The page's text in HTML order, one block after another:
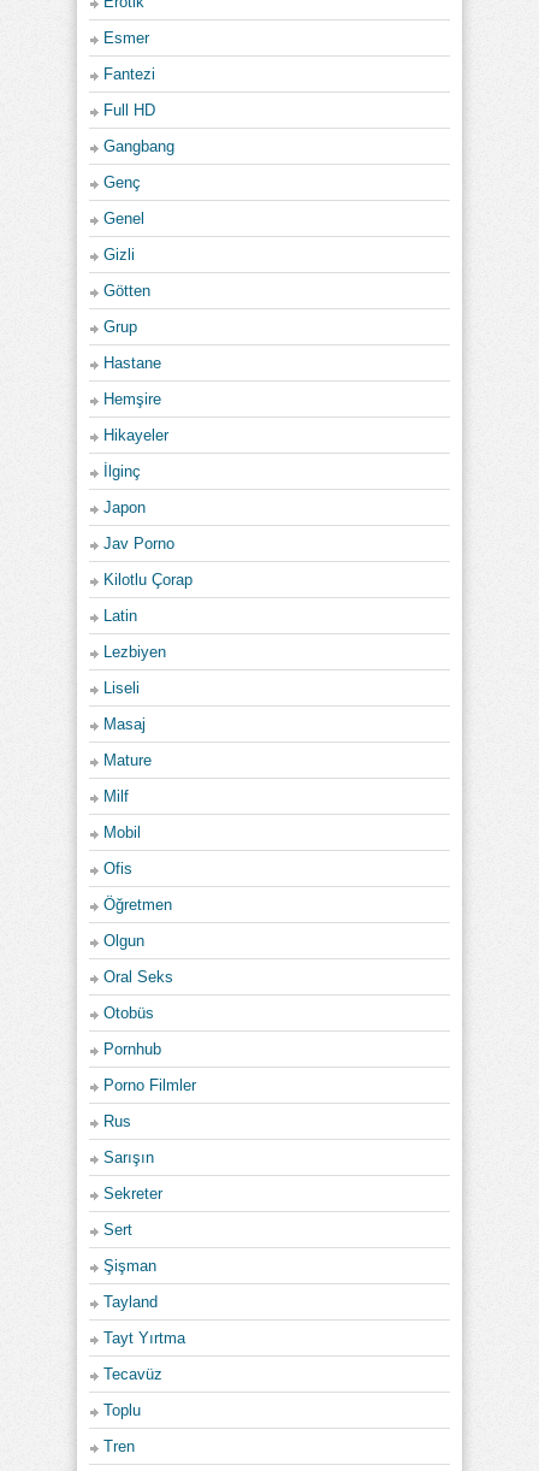
Esmer
Fantezi
Full HD
Gangbang
Genç
Genel
Gizli
Götten
Grup
Hastane
Hemşire
Hikayeler
İlginç
Japon
Jav Porno
Kilotlu Çorap
Latin
Lezbiyen
Liseli
Masaj
Mature
Milf
Mobil
Ofis
Öğretmen
Olgun
Oral Seks
Otobüs
Pornhub
Porno Filmler
Rus
Sarışın
Sekreter
Sert
Şişman
Tayland
Tayt Yırtma
Tecavüz
Toplu
Tren